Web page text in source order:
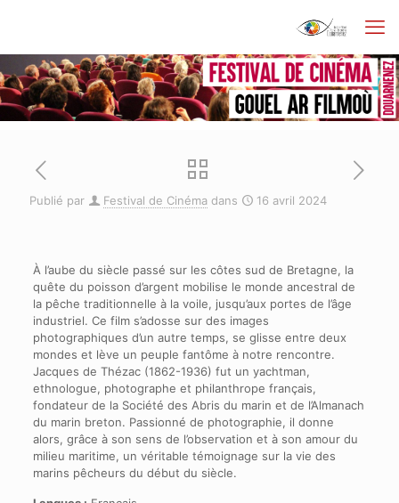
Publié par Festival de Cinéma dans 16 avril 2024
À l’aube du siècle passé sur les côtes sud de Bretagne, la
quête du poisson d’argent mobilise le monde ancestral de
la pêche traditionnelle à la voile, jusqu’aux portes de l’âge
industriel. Ce film s’adosse sur des images
photographiques d’un autre temps, se glisse entre deux
mondes et lève un peuple fantôme à notre rencontre.
Jacques de Thézac (1862-1936) fut un yachtman,
ethnologue, photographe et philanthrope français,
fondateur de la Société des Abris du marin et de l’Almanach
du marin breton. Passionné de photographie, il donne
alors, grâce à son sens de l’observation et à son amour du
milieu maritime, un véritable témoignage sur la vie des
marins pêcheurs du début du siècle.